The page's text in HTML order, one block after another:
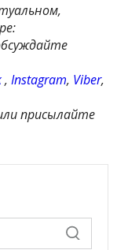
,Instagram, Viber,
присылайте